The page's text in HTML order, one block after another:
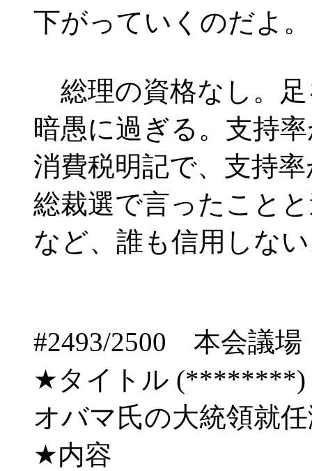
下がっていくのだよ。
総理の資格なし。足
暗愚に過ぎる。支持
消費税明記で、支持
総裁選で言ったこと
など、誰も信用しな
#2493/2500 本会議
★タイトル (********)
オバマ氏の大統領就
★内容